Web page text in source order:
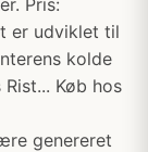
Pris:
er udviklet til
kolde
Køb hos
genereret